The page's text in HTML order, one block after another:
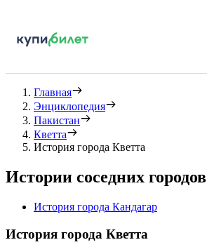
Главная
Энциклопедия
Пакистан
Кветта
История города Кветта
Истории соседних городов
История города Кандагар
История города Кветта